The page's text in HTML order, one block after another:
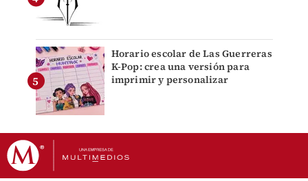
Horario escolar de Las Guerreras
K-Pop: crea una versión para
imprimir y personalizar